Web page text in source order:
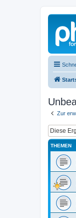
Zur
THEMEN